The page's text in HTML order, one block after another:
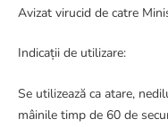
Avizat virucid de catre
Indicații de utilizare:
Se utilizează ca atare,
mâinile timp de 60 de